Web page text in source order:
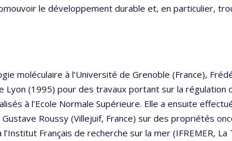
le développement durable et, en particulier,
moléculaire à l’Université de Grenoble (France),
Lyon (1995) pour des travaux portant sur la régulation
à l’Ecole Normale Supérieure. Elle a ensuite
Roussy (Villejuif, France) sur des propriétés
Français de recherche sur la mer (IFREMER,